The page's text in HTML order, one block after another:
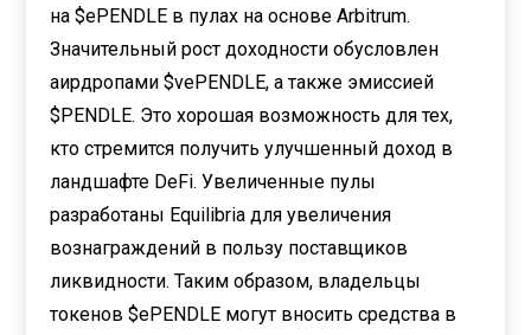
на $ePENDLE в пулах на основе Arbitrum.
Значительный рост доходности обусловлен
аирдропами $vePENDLE, а также эмиссией
$PENDLE. Это хорошая возможность для тех,
кто стремится получить улучшенный доход в
ландшафте DeFi. Увеличенные пулы
разработаны Equilibria для увеличения
вознаграждений в пользу поставщиков
ликвидности. Таким образом, владельцы
токенов $ePENDLE могут вносить средства в